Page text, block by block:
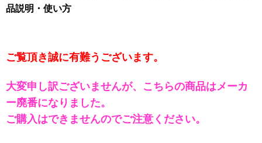
品説明・使い方
ご覧頂き誠に有難うございます。
大変申し訳ございませんが、こちらの商品はメーカ
ー廃番になりました。
ご購入はできませんのでご注意ください。